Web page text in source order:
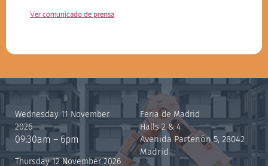
Ver comunicado de prensa
Wednesday 11 November
2026
09:30am – 6pm
Thursday 12 November 2026
Feria de Madrid
Halls 2 & 4
Avenida Partenón 5, 28042
Madrid